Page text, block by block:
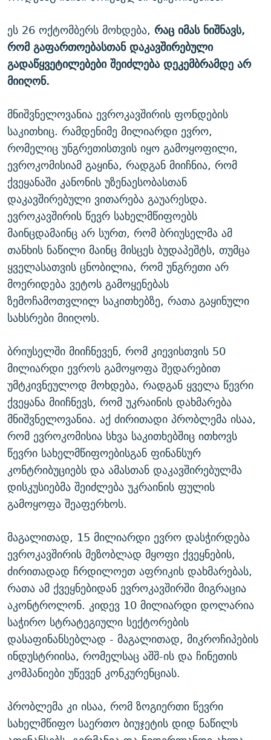
ეს 26 ოქტომბერს მოხდება, რაც იმას ნიშნავს,
რომ გაფართოებასთან დაკავშირებული
გადაწყვეტილებები შეიძლება დეკემბრამდე არ
მიიღონ.
მნიშვნელოვანია ევროკავშირის ფონდების
საკითხიც. რამდენიმე მილიარდი ევრო,
რომელიც უნგრეთისთვის იყო გამოყოფილი,
ევროკომისიამ გაყინა, რადგან მიიჩნია, რომ
ქვეყანაში კანონის უზენაესობასთან
დაკავშირებული ვითარება გაუარესდა.
ევროკავშირის წევრ სახელმწიფოებს
მაინცდამაინც არ სურთ, რომ ბრიუსელმა ამ
თანხის ნაწილი მაინც მისცეს ბუდაპეშტს, თუმცა
ყველასათვის ცნობილია, რომ უნგრეთი არ
მოერიდება ვეტოს გამოყენებას
ზემოჩამოთვლილ საკითხებზე, რათა გაყინული
სახსრები მიიღოს.
ბრიუსელში მიიჩნევენ, რომ კიევისთვის 50
მილიარდი ევროს გამოყოფა შედარებით
უმტკივნეულოდ მოხდება, რადგან ყველა წევრი
ქვეყანა მიიჩნევს, რომ უკრაინის დახმარება
მნიშვნელოვანია. აქ ძირითადი პრობლემა ისაა,
რომ ევროკომისია სხვა საკითხებშიც ითხოვს
წევრი სახელმწიფოებისგან ფინანსურ
კონტრიბუციებს და ამასთან დაკავშირებულმა
დისკუსიებმა შეიძლება უკრაინის ფულის
გამოყოფა შეაფერხოს.
მაგალითად, 15 მილიარდი ევრო დასჭირდება
ევროკავშირის მეზობლად მყოფი ქვეყნების,
ძირითადად ჩრდილოეთ აფრიკის დახმარებას,
რათა ამ ქვეყნებიდან ევროკავშირში მიგრაცია
აკონტროლონ. კიდევ 10 მილიარდი დოლარია
საჭირო სტრატეგიული სექტორების
დასაფინანსებლად - მაგალითად, მიკროჩიპების
ინდუსტრიისა, რომელსაც აშშ-ის და ჩინეთის
კომპანიები უწევენ კონკურენციას.
პრობლემა კი ისაა, რომ ზოგიერთი წევრი
სახელმწიფო საერთო ბიუჯეტის დიდ ნაწილს